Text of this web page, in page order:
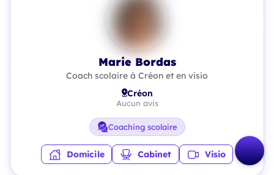
Marie Bordas
Coach scolaire à Créon et en visio
Créon
Aucun avis
Coaching scolaire
Domicile Cabinet Visio